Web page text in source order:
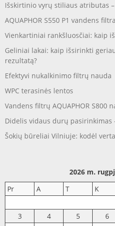
Išskirtinio vyrų stiliaus atributas
AQUAPHOR S550 P1 vandens
Vienkartiniai rankšluosčiai: kaip
Geliniai lakai: kaip išsirinkti
rezultatą?
Efektyvi nukalkinimo filtrų nauda
WPC terasinės lentos
Vandens filtrų AQUAPHOR S800
Didelis vidaus durų pasirinkimas
Šokių būreliai Vilniuje: kodėl
2026 m.
Pr
A T K
3
4 5 6